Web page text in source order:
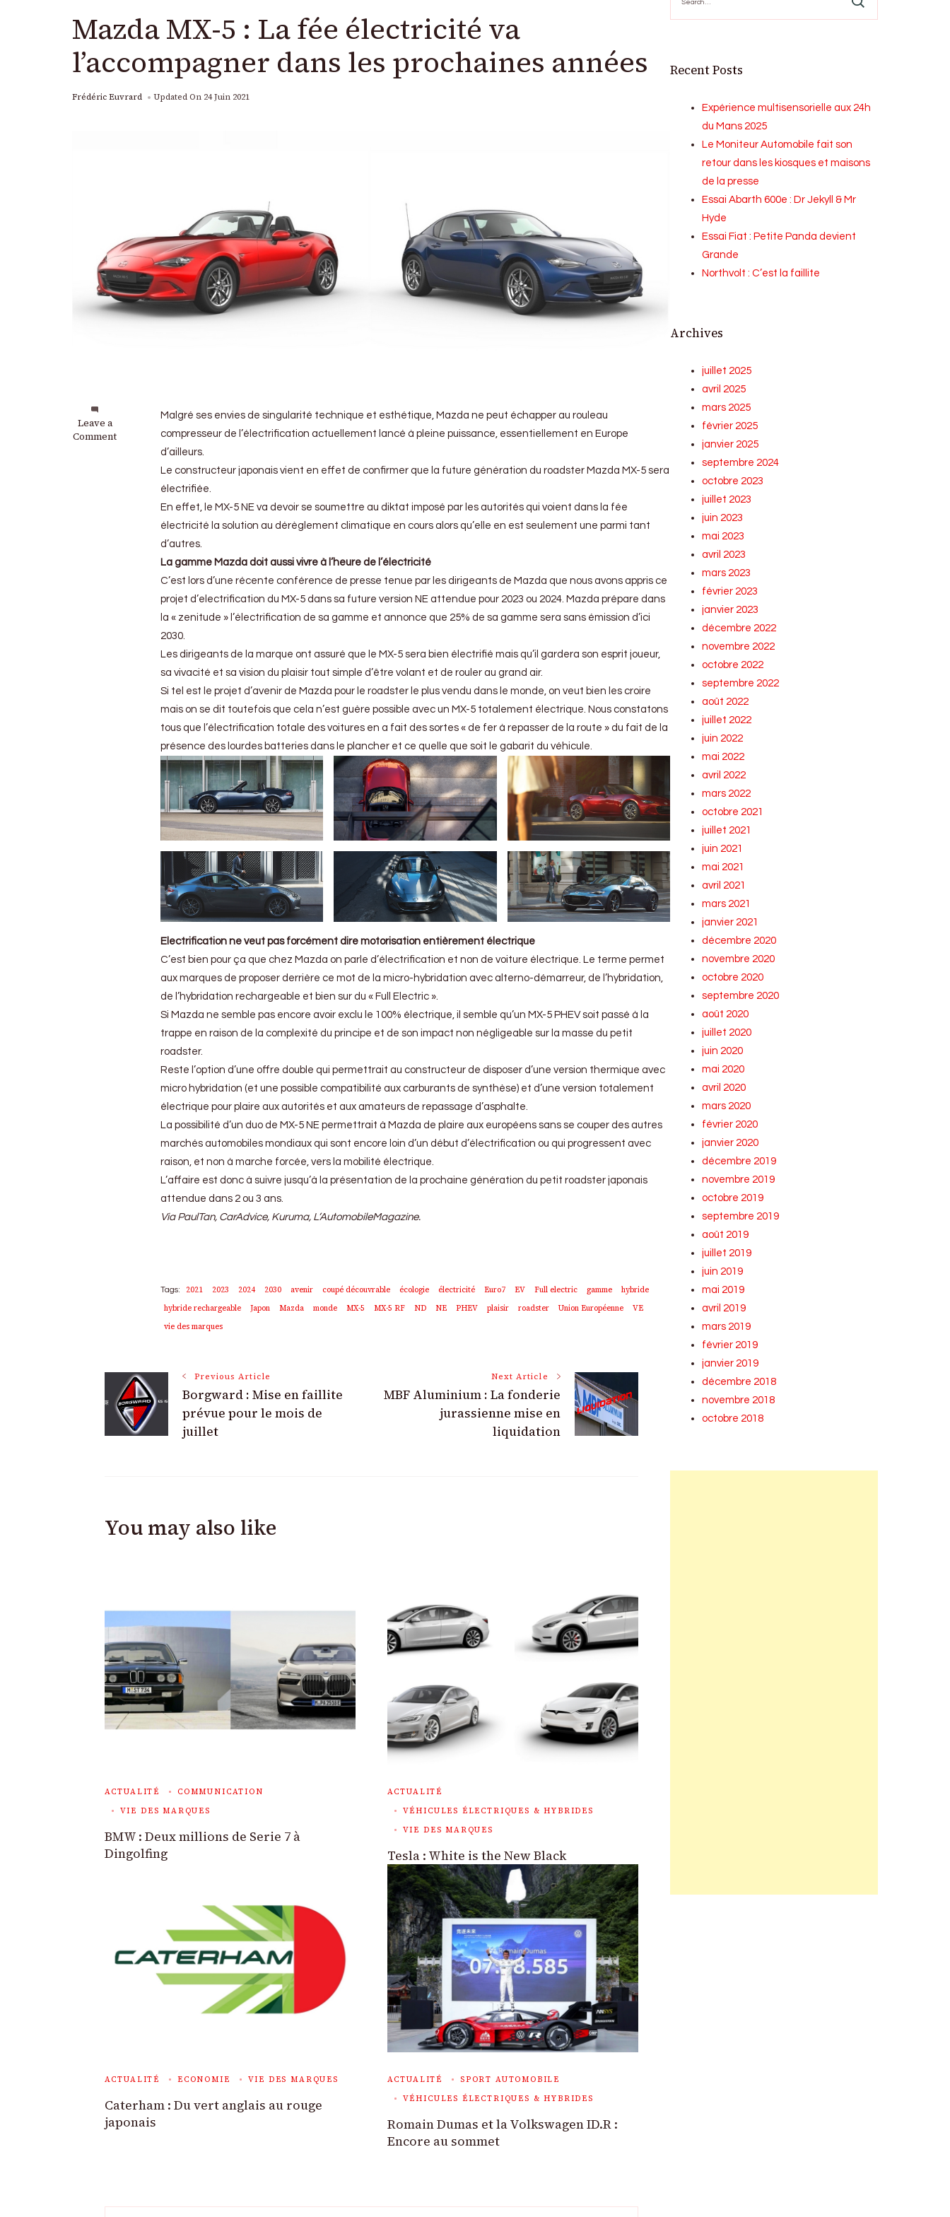
Mazda MX-5 : La fée électricité va
l’accompagner dans les prochaines années
Frédéric Euvrard Updated On 24 Juin 2021
Leave a
Comment
on
Mazda
Malgré ses envies de singularité technique et esthétique, Mazda ne peut échapper au rouleau
compresseur de l’électrification actuellement lancé à pleine puissance, essentiellement en Europe
d’ailleurs.
Le constructeur japonais vient en effet de confirmer que la future génération du roadster Mazda MX-5 sera
électrifiée.
En effet, le MX-5 NE va devoir se soumettre au diktat imposé par les autorités qui voient dans la fée
électricité la solution au dérèglement climatique en cours alors qu’elle en est seulement une parmi tant
d’autres.
La gamme Mazda doit aussi vivre à l’heure de l’électricité
C’est lors d’une récente conférence de presse tenue par les dirigeants de Mazda que nous avons appris ce
projet d’electrification du MX-5 dans sa future version NE attendue pour 2023 ou 2024. Mazda prépare dans
la « zenitude » l’électrification de sa gamme et annonce que 25% de sa gamme sera sans émission d’ici
2030.
Les dirigeants de la marque ont assuré que le MX-5 sera bien électrifié mais qu’il gardera son esprit joueur,
sa vivacité et sa vision du plaisir tout simple d’être volant et de rouler au grand air.
Si tel est le projet d’avenir de Mazda pour le roadster le plus vendu dans le monde, on veut bien les croire
mais on se dit toutefois que cela n’est guère possible avec un MX-5 totalement électrique. Nous constatons
tous que l’électrification totale des voitures en a fait des sortes « de fer à repasser de la route » du fait de la
présence des lourdes batteries dans le plancher et ce quelle que soit le gabarit du véhicule.
Electrification ne veut pas forcément dire motorisation entièrement électrique
C’est bien pour ça que chez Mazda on parle d’électrification et non de voiture électrique. Le terme permet
aux marques de proposer derrière ce mot de la micro-hybridation avec alterno-démarreur, de l’hybridation,
de l’hybridation rechargeable et bien sur du « Full Electric ».
Si Mazda ne semble pas encore avoir exclu le 100% électrique, il semble qu’un MX-5 PHEV soit passé à la
trappe en raison de la complexité du principe et de son impact non négligeable sur la masse du petit
roadster.
Reste l’option d’une offre double qui permettrait au constructeur de disposer d’une version thermique avec
micro hybridation (et une possible compatibilité aux carburants de synthèse) et d’une version totalement
électrique pour plaire aux autorités et aux amateurs de repassage d’asphalte.
La possibilité d’un duo de MX-5 NE permettrait à Mazda de plaire aux européens sans se couper des autres
marchés automobiles mondiaux qui sont encore loin d’un début d’électrification ou qui progressent avec
raison, et non à marche forcée, vers la mobilité électrique.
L’affaire est donc à suivre jusqu’à la présentation de la prochaine génération du petit roadster japonais
attendue dans 2 ou 3 ans.
Via PaulTan, CarAdvice, Kuruma, L’AutomobileMagazine.
Tags: 2021 2023 2024 2030 avenir coupé découvrable écologie électricité Euro7 EV Full electric gamme
hybride
hybride rechargeable
Japon Mazda monde MX-5 MX-5 RF ND NE PHEV plaisir roadster Union Européenne
VE
vie des marques
Post
Navigation
Previous Article
Borgward : Mise en faillite
prévue pour le mois de
juillet
Next Article
MBF Aluminium : La fonderie
jurassienne mise en
liquidation
You may also like
ACTUALITÉ
COMMUNICATION
VIE DES MARQUES
BMW : Deux millions de Serie 7 à
Dingolfing
ACTUALITÉ
VÉHICULES ÉLECTRIQUES & HYBRIDES
VIE DES MARQUES
Tesla : White is the New Black
ACTUALITÉ ECONOMIE VIE DES MARQUES
Caterham : Du vert anglais au rouge
japonais
ACTUALITÉ
SPORT AUTOMOBILE
VÉHICULES ÉLECTRIQUES & HYBRIDES
Romain Dumas et la Volkswagen ID.R :
Encore au sommet
Recent Posts
Expérience multisensorielle aux 24h
du Mans 2025
Le Moniteur Automobile fait son
retour dans les kiosques et maisons
de la presse
Essai Abarth 600e : Dr Jekyll & Mr
Hyde
Essai Fiat : Petite Panda devient
Grande
Northvolt : C’est la faillite
Archives
juillet 2025
avril 2025
mars 2025
février 2025
janvier 2025
septembre 2024
octobre 2023
juillet 2023
juin 2023
mai 2023
avril 2023
mars 2023
février 2023
janvier 2023
décembre 2022
novembre 2022
octobre 2022
septembre 2022
août 2022
juillet 2022
juin 2022
mai 2022
avril 2022
mars 2022
octobre 2021
juillet 2021
juin 2021
mai 2021
avril 2021
mars 2021
janvier 2021
décembre 2020
novembre 2020
octobre 2020
septembre 2020
août 2020
juillet 2020
juin 2020
mai 2020
avril 2020
mars 2020
février 2020
janvier 2020
décembre 2019
novembre 2019
octobre 2019
septembre 2019
août 2019
juillet 2019
juin 2019
mai 2019
avril 2019
mars 2019
février 2019
janvier 2019
décembre 2018
novembre 2018
octobre 2018